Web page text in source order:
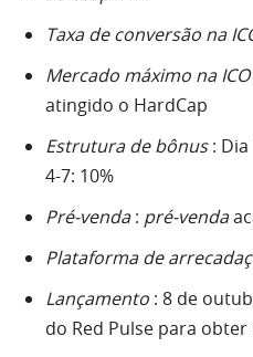
Taxa de conversão na
Mercado máximo na ICO
atingido o HardCap
Estrutura de bônus: Dia
4-7: 10%
Pré-venda: pré-venda
Plataforma de
Lançamento : 8 de
do Red Pulse para